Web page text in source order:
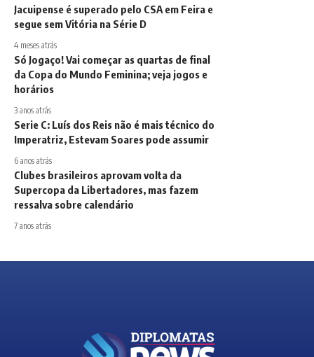
Jacuipense é superado pelo CSA em Feira e
segue sem Vitória na Série D
4 meses atrás
Só Jogaço! Vai começar as quartas de final
da Copa do Mundo Feminina; veja jogos e
horários
3 anos atrás
Serie C: Luís dos Reis não é mais técnico do
Imperatriz, Estevam Soares pode assumir
6 anos atrás
Clubes brasileiros aprovam volta da
Supercopa da Libertadores, mas fazem
ressalva sobre calendário
7 anos atrás